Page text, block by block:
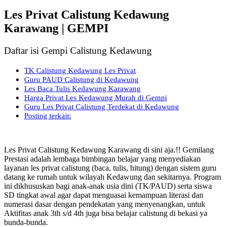
Les Privat Calistung Kedawung
Karawang | GEMPI
Daftar isi Gempi Calistung Kedawung
TK Calistung Kedawung Les Privat
Guru PAUD Calistung di Kedawung
Les Baca Tulis Kedawung Karawang
Harga Privat Les Kedawung Murah di Gempi
Guru Les Privat Calistung Terdekat di Kedawung
Posting terkait:
Les Privat Calistung Kedawung Karawang di sini aja.!! Gemilang
Prestasi adalah lembaga bimbingan belajar yang menyediakan
layanan les privat calistung (baca, tulis, hitung) dengan sistem guru
datang ke rumah untuk wilayah Kedawung dan sekitarnya. Program
ini dikhususkan bagi anak-anak usia dini (TK/PAUD) serta siswa
SD tingkat awal agar dapat menguasai kemampuan literasi dan
numerasi dasar dengan pendekatan yang menyenangkan, untuk
Aktifitas anak 3th s/d 4th juga bisa belajar calistung di bekasi ya
bunda-bunda.